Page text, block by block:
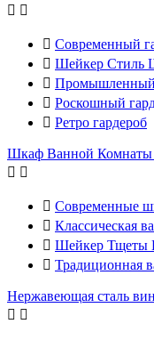
 
 Современный
 Шейкер Стиль

 Роскошный
 Ретро гардероб
Шкаф Ванной
 
 Современные
 Классическая
 Шейкер Тщеты
 Традиционная
Нержавеющая сталь
 